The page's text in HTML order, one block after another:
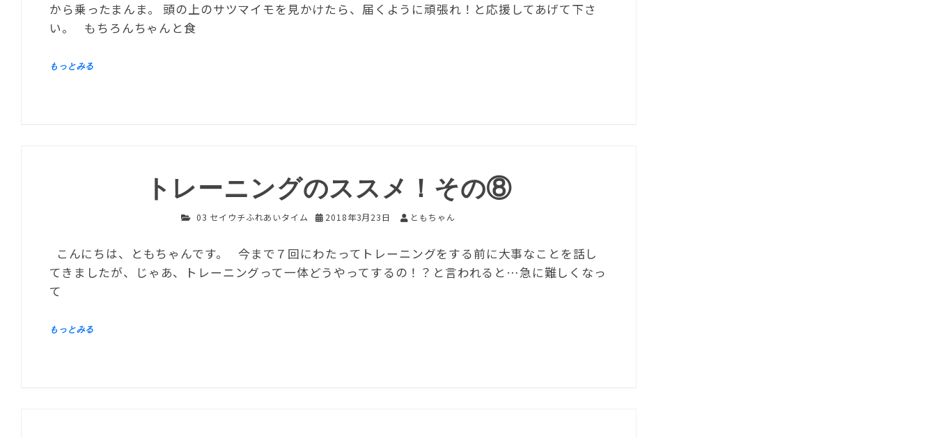
から乗ったまんま。 頭の上のサツマイモを見かけたら、届くように頑張れ！と応援してあげて下さ
い。 もちろんちゃんと食
トレーニングのススメ！その⑧
03 セイウチふれあいタイム 2018年3月23日 ともちゃん
こんにちは、ともちゃんです。 今まで７回にわたってトレーニングをする前に大事なことを話し
てきましたが、じゃあ、トレーニングって一体どうやってするの！？と言われると…急に難しくなっ
て